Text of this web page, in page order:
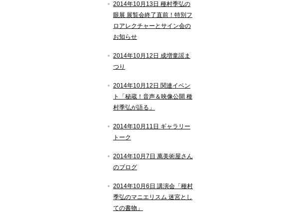
2014年10月13日 種村季弘の
眼展 展覧会終了直前！特別フ
ロアレクチャーとサイン会の
お知らせ
2014年10月12日 成増童謡ま
つり
2014年10月12日 関連イベン
ト「秘蔵！音声＆映像公開 種
村季弘が語る」
2014年10月11日 ギャラリー
トーク
2014年10月7日 萬美術屋さん
のブログ
2014年10月6日 講演会「種村
季弘のマニエリスム 迷宮とし
ての書物」